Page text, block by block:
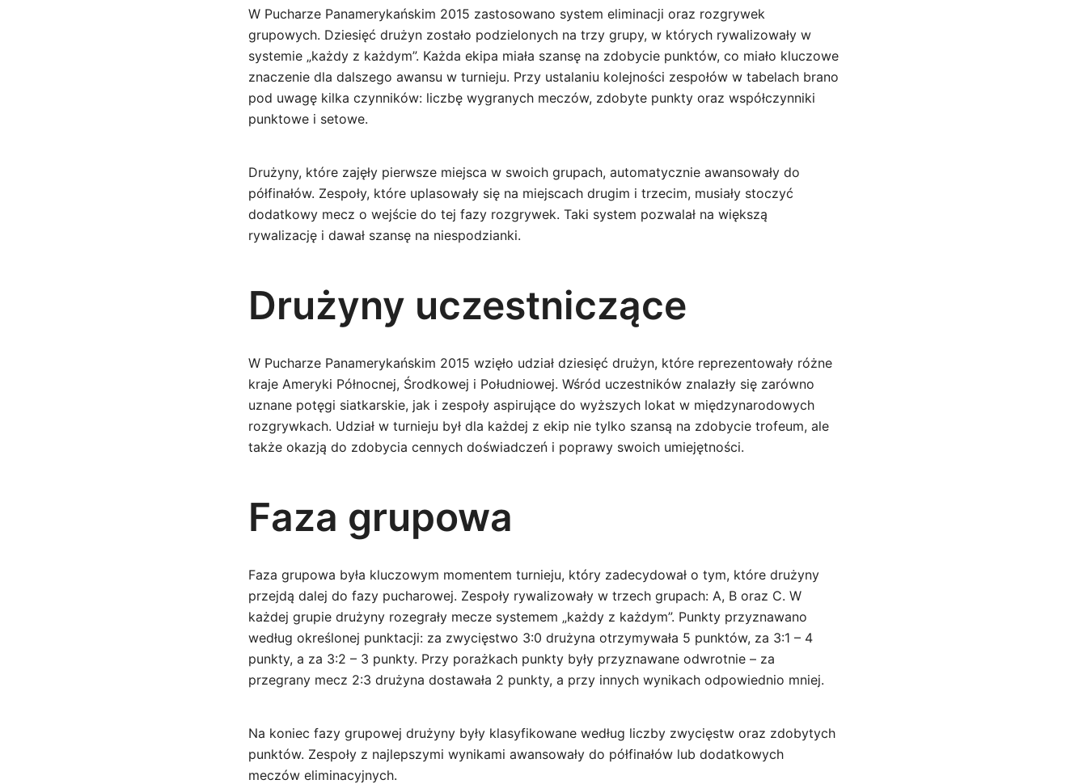
W Pucharze Panamerykańskim 2015 zastosowano system eliminacji oraz rozgrywek
grupowych. Dziesięć drużyn zostało podzielonych na trzy grupy, w których rywalizowały w
systemie „każdy z każdym”. Każda ekipa miała szansę na zdobycie punktów, co miało kluczowe
znaczenie dla dalszego awansu w turnieju. Przy ustalaniu kolejności zespołów w tabelach brano
pod uwagę kilka czynników: liczbę wygranych meczów, zdobyte punkty oraz współczynniki
punktowe i setowe.
Drużyny, które zajęły pierwsze miejsca w swoich grupach, automatycznie awansowały do
półfinałów. Zespoły, które uplasowały się na miejscach drugim i trzecim, musiały stoczyć
dodatkowy mecz o wejście do tej fazy rozgrywek. Taki system pozwalał na większą
rywalizację i dawał szansę na niespodzianki.
Drużyny uczestniczące
W Pucharze Panamerykańskim 2015 wzięło udział dziesięć drużyn, które reprezentowały różne
kraje Ameryki Północnej, Środkowej i Południowej. Wśród uczestników znalazły się zarówno
uznane potęgi siatkarskie, jak i zespoły aspirujące do wyższych lokat w międzynarodowych
rozgrywkach. Udział w turnieju był dla każdej z ekip nie tylko szansą na zdobycie trofeum, ale
także okazją do zdobycia cennych doświadczeń i poprawy swoich umiejętności.
Faza grupowa
Faza grupowa była kluczowym momentem turnieju, który zadecydował o tym, które drużyny
przejdą dalej do fazy pucharowej. Zespoły rywalizowały w trzech grupach: A, B oraz C. W
każdej grupie drużyny rozegrały mecze systemem „każdy z każdym”. Punkty przyznawano
według określonej punktacji: za zwycięstwo 3:0 drużyna otrzymywała 5 punktów, za 3:1 – 4
punkty, a za 3:2 – 3 punkty. Przy porażkach punkty były przyznawane odwrotnie – za
przegrany mecz 2:3 drużyna dostawała 2 punkty, a przy innych wynikach odpowiednio mniej.
Na koniec fazy grupowej drużyny były klasyfikowane według liczby zwycięstw oraz zdobytych
punktów. Zespoły z najlepszymi wynikami awansowały do półfinałów lub dodatkowych
meczów eliminacyjnych.